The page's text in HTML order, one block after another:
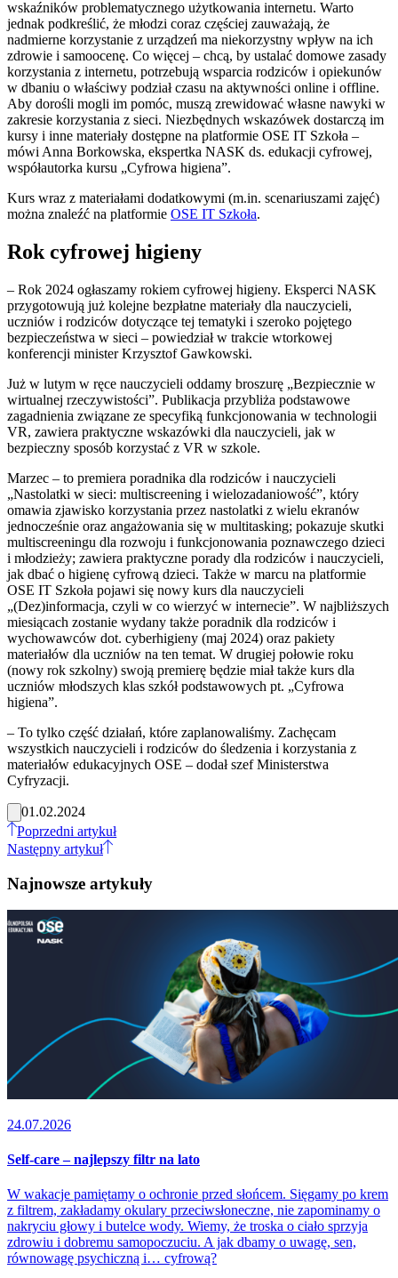
wskaźników problematycznego użytkowania internetu. Warto
jednak podkreślić, że młodzi coraz częściej zauważają, że
nadmierne korzystanie z urządzeń ma niekorzystny wpływ na ich
zdrowie i samoocenę. Co więcej – chcą, by ustalać domowe zasady
korzystania z internetu, potrzebują wsparcia rodziców i opiekunów
w dbaniu o właściwy podział czasu na aktywności online i offline.
Aby dorośli mogli im pomóc, muszą zrewidować własne nawyki w
zakresie korzystania z sieci. Niezbędnych wskazówek dostarczą im
kursy i inne materiały dostępne na platformie OSE IT Szkoła –
mówi Anna Borkowska, ekspertka NASK ds. edukacji cyfrowej,
współautorka kursu „Cyfrowa higiena”.
Kurs wraz z materiałami dodatkowymi (m.in. scenariuszami zajęć)
można znaleźć na platformie OSE IT Szkoła.
Rok cyfrowej higieny
– Rok 2024 ogłaszamy rokiem cyfrowej higieny. Eksperci NASK
przygotowują już kolejne bezpłatne materiały dla nauczycieli,
uczniów i rodziców dotyczące tej tematyki i szeroko pojętego
bezpieczeństwa w sieci – powiedział w trakcie wtorkowej
konferencji minister Krzysztof Gawkowski.
Już w lutym w ręce nauczycieli oddamy broszurę „Bezpiecznie w
wirtualnej rzeczywistości”. Publikacja przybliża podstawowe
zagadnienia związane ze specyfiką funkcjonowania w technologii
VR, zawiera praktyczne wskazówki dla nauczycieli, jak w
bezpieczny sposób korzystać z VR w szkole.
Marzec – to premiera poradnika dla rodziców i nauczycieli
„Nastolatki w sieci: multiscreening i wielozadaniowość”, który
omawia zjawisko korzystania przez nastolatki z wielu ekranów
jednocześnie oraz angażowania się w multitasking; pokazuje skutki
multiscreeningu dla rozwoju i funkcjonowania poznawczego dzieci
i młodzieży; zawiera praktyczne porady dla rodziców i nauczycieli,
jak dbać o higienę cyfrową dzieci. Także w marcu na platformie
OSE IT Szkoła pojawi się nowy kurs dla nauczycieli
„(Dez)informacja, czyli w co wierzyć w internecie”. W najbliższych
miesiącach zostanie wydany także poradnik dla rodziców i
wychowawców dot. cyberhigieny (maj 2024) oraz pakiety
materiałów dla uczniów na ten temat. W drugiej połowie roku
(nowy rok szkolny) swoją premierę będzie miał także kurs dla
uczniów młodszych klas szkół podstawowych pt. „Cyfrowa
higiena”.
– To tylko część działań, które zaplanowaliśmy. Zachęcam
wszystkich nauczycieli i rodziców do śledzenia i korzystania z
materiałów edukacyjnych OSE – dodał szef Ministerstwa
Cyfryzacji.
01.02.2024
Poprzedni artykuł
Następny artykuł
Najnowsze artykuły
24.07.2026
Self-care – najlepszy filtr na lato
W wakacje pamiętamy o ochronie przed słońcem. Sięgamy po krem
z filtrem, zakładamy okulary przeciwsłoneczne, nie zapominamy o
nakryciu głowy i butelce wody. Wiemy, że troska o ciało sprzyja
zdrowiu i dobremu samopoczuciu. A jak dbamy o uwagę, sen,
równowagę psychiczną i… cyfrową?